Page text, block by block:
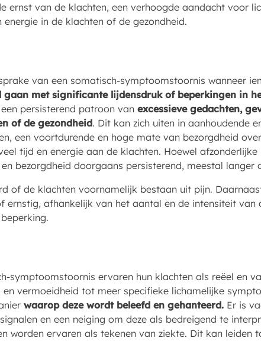
ernst van de klachten, een verhoogde aandacht voor
in de klachten of de gezondheid.
van een somatisch-symptoomstoornis wanneer
gaan met significante lijdensdruk of beperkingen in
persisterend patroon vanexcessieve gedachten,
of de gezondheid. Dit kan zich uiten in aanhoudende
een voortdurende en hoge mate van bezorgdheid
tijd en energie aan de klachten. Hoewel afzonderlijke
bezorgdheid doorgaans persisterend, meestal langer
of de klachten voornamelijk bestaan uit pijn.
ernstig, afhankelijk van het aantal en de intensiteit van
symptoomstoornis ervaren hun klachten als reëel en
en vermoeidheid tot meer specifieke lichamelijke
waarop deze wordt beleefd en gehanteerd. Er is
en een neiging om deze als bedreigend te
worden ervaren als tekenen van ziekte. Dit kan leiden